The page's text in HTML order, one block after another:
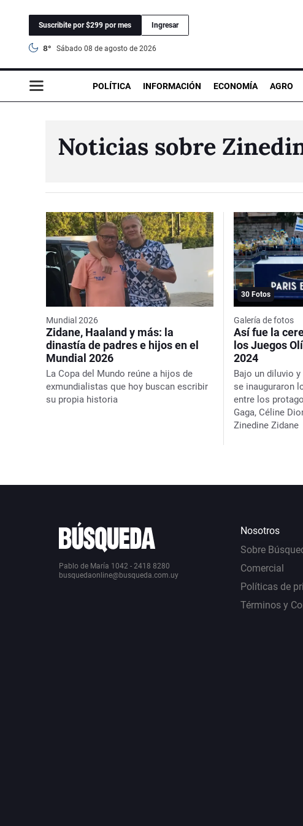
Suscribite por $299 por mes Ingresar
8° sábado 08 de agosto de 2026
POLÍTICA INFORMACIÓN ECONOMÍA AGRO
Noticias sobre
Mundial 2026
Zidane, Haaland y más: la
dinastía de padres e hijos en el
Mundial 2026
La Copa del Mundo reúne a hijos de
exmundialistas que hoy buscan escribir
su propia historia
30 Fotos
Galería de fotos
Así fue la
los Juegos
2024
Bajo un diluvio
se inauguraron
entre los
Gaga, Céline
Zinedine Zidane
Pablo de María 1042 - 2418 8280
busquedaonline@busqueda.com.uy
Nosotros
Sobre
Comercial
Políticas de
Términos y